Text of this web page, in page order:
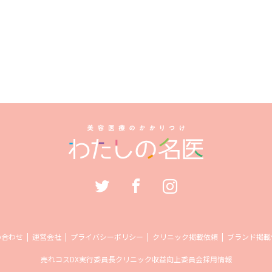
わせ 運営会社 プライバシーポリシー クリニック掲載依頼 ブランド掲
売れコスDX実行委員長クリニック収益向上委員会採用情報